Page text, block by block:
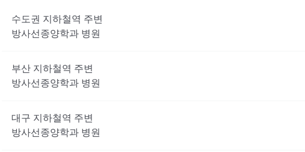
수도권 지하철역 주변
방사선종양학과 병원
부산 지하철역 주변
방사선종양학과 병원
대구 지하철역 주변
방사선종양학과 병원